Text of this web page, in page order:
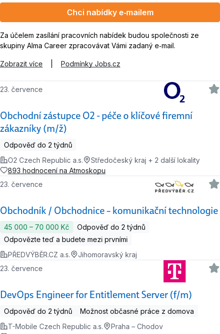
Chci nabídky e‑mailem
Za účelem zasílání pracovních nabídek budou společnosti ze
skupiny Alma Career zpracovávat Vámi zadaný e‑mail.
Zobrazit více Podmínky Jobs.cz
Obchodní zástupce O2 - péče o klíčové firemní
zákazníky (m/ž)
23. července
Odpověď do 2 týdnů
O2 Czech Republic a.s.
Středočeský kraj + 2 další lokality
893 hodnocení na Atmoskopu
Obchodník / Obchodnice – komunikační technologie
23. července
45 000 ‍–‍ 70 000 Kč
Odpověď do 2 týdnů
Odpovězte teď a budete mezi prvními
PŘEDVÝBĚR.CZ a.s.
Jihomoravský kraj
DevOps Engineer for Entitlement Server (f/m)
23. července
Odpověď do 2 týdnů
Možnost občasné práce z domova
T-Mobile Czech Republic a.s.
Praha – Chodov